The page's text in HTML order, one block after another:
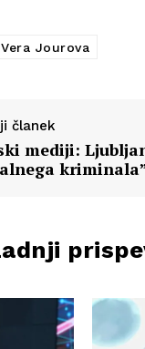
Vera Jourova
članek
mediji: